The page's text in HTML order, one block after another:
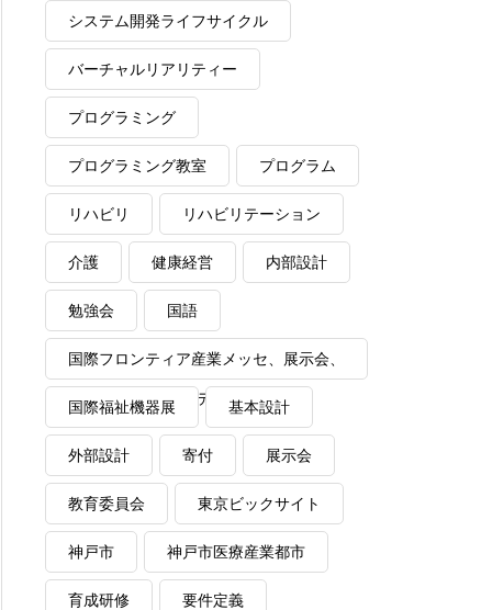
システム開発ライフサイクル
バーチャルリアリティー
プログラミング
プログラミング教室 プログラム
リハビリ リハビリテーション
介護 健康経営 内部設計
勉強会 国語
国際フロンティア産業メッセ、展示会、
VR、ワイドソフトデザイン
国際福祉機器展 基本設計
外部設計 寄付 展示会
教育委員会 東京ビックサイト
神戸市 神戸市医療産業都市
育成研修 要件定義